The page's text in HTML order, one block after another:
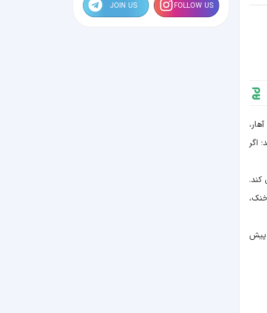
اگر
پیش
FOLLOW US
JOIN US